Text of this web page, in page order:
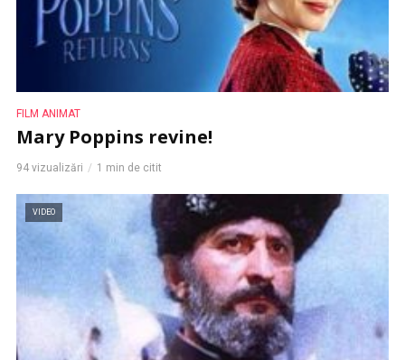
FILM ANIMAT
Mary Poppins revine!
94 vizualizări 1 min de citit
VIDEO